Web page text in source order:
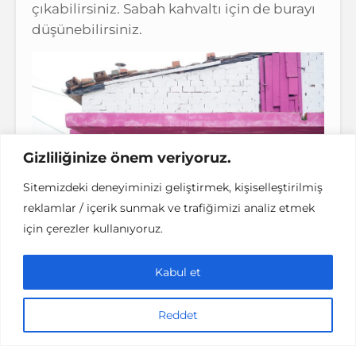
Gizliliğinize önem veriyoruz.
Sitemizdeki deneyiminizi geliştirmek, kişiselleştirilmiş
reklamlar / içerik sunmak ve trafiğimizi analiz etmek
için çerezler kullanıyoruz.
Reddet
Kabul et
çıkabilirsiniz. Sabah kahvaltı için de burayı
düşünebilirsiniz.
Tirilye Kadınlar Kooperatifi